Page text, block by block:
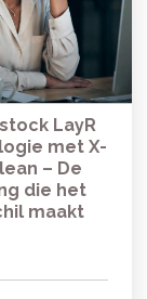
LayR
met X-
– De
die het
maakt